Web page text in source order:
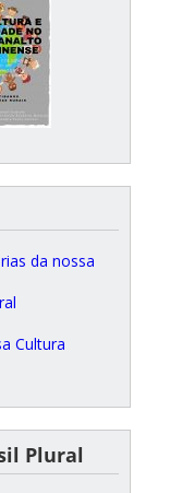
da nossa
Cultura
Plural